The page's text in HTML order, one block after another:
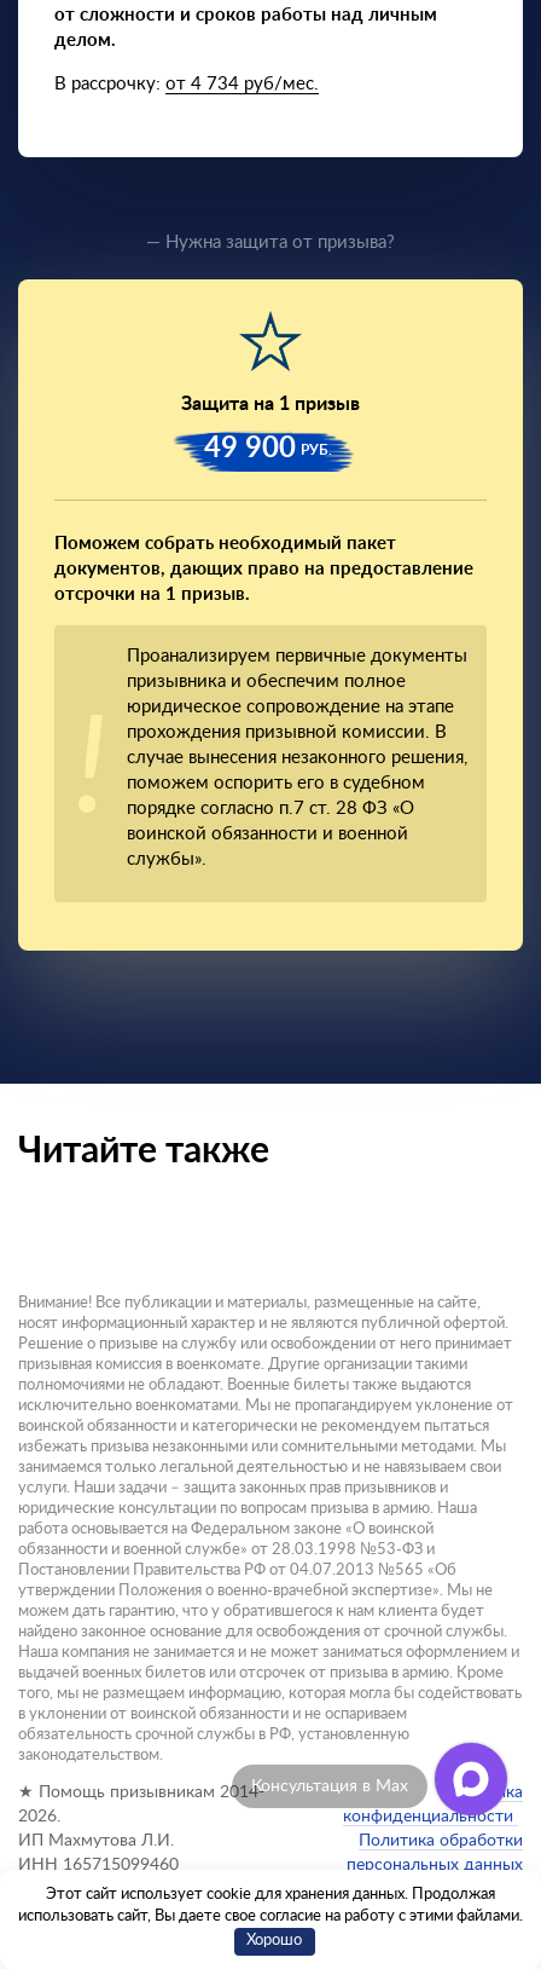
от сложности и сроков работы над личным
делом.
В рассрочку: от 4 734 руб/мес.
— Нужна защита от призыва?
Защита на 1 призыв
49 900 РУБ.
Поможем собрать необходимый пакет
документов, дающих право на предоставление
отсрочки на 1 призыв.
Проанализируем первичные документы
призывника и обеспечим полное
юридическое сопровождение на этапе
прохождения призывной комиссии. В
случае вынесения незаконного решения,
поможем оспорить его в судебном
порядке согласно п.7 ст. 28 ФЗ «О
воинской обязанности и военной
службы».
Читайте также
Консультация в Max
Внимание! Все публикации и материалы, размещенные на сайте,
носят информационный характер и не являются публичной офертой.
Решение о призыве на службу или освобождении от него принимает
призывная комиссия в военкомате. Другие организации такими
полномочиями не обладают. Военные билеты также выдаются
исключительно военкоматами. Мы не пропагандируем уклонение от
воинской обязанности и категорически не рекомендуем пытаться
избежать призыва незаконными или сомнительными методами. Мы
занимаемся только легальной деятельностью и не навязываем свои
услуги. Наши задачи – защита законных прав призывников и
юридические консультации по вопросам призыва в армию. Наша
работа основывается на Федеральном законе «О воинской
обязанности и военной службе» от 28.03.1998 №53-ФЗ и
Постановлении Правительства РФ от 04.07.2013 №565 «Об
утверждении Положения о военно-врачебной экспертизе». Мы не
можем дать гарантию, что у обратившегося к нам клиента будет
найдено законное основание для освобождения от срочной службы.
Наша компания не занимается и не может заниматься оформлением и
выдачей военных билетов или отсрочек от призыва в армию. Кроме
того, мы не размещаем информацию, которая могла бы содействовать
в уклонении от воинской обязанности и не оспариваем
обязательность срочной службы в РФ, установленную
законодательством.
★ Помощь призывникам 2014-
2026.
ИП Махмутова Л.И.
ИНН 165715099460
Политика
конфиденциальности
Политика обработки
персональных данных
Администратор сайта:
info@pomoshch-prizyvnikam.ru
Этот сайт использует cookie для хранения данных. Продолжая
использовать сайт, Вы даете свое согласие на работу с этими файлами.
Хорошо